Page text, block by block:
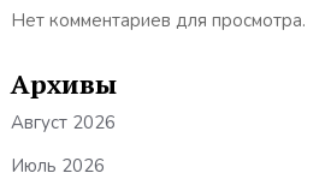
Нет комментариев для просмотра.
Архивы
Август 2026
Июль 2026